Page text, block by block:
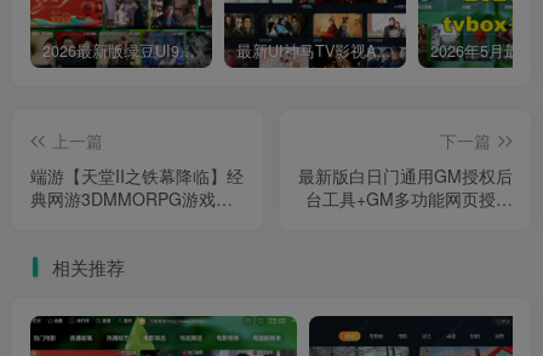
2026最新版绿豆UI9双端影视APP源码 最新UI神马TV影视APP源码 乐檬影视苹果CMS后台 包含前后端源码
上一篇
端游【天堂II之铁幕降临】经
典网游3DMMORPG游戏源
下一篇
最新版白日门通用GM授权后
台工具+GM多功能网页授权
相关推荐